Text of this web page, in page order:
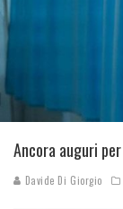
Ancora auguri
Davide Di Giorgio